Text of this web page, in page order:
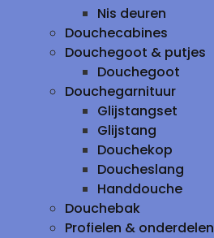
Nis deuren
Douchecabines
Douchegoot & putjes
Douchegoot
Douchegarnituur
Glijstangset
Glijstang
Douchekop
Doucheslang
Handdouche
Douchebak
Profielen & onderdelen